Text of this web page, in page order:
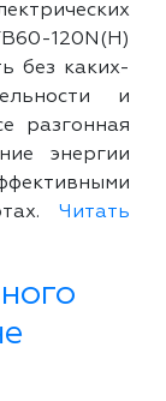
120N(H)
без каких-
и
разгонная
энергии
Читать